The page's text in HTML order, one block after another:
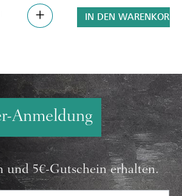
IN DEN WARENKORB
Anmeldung
und 5€-Gutschein erhalten.